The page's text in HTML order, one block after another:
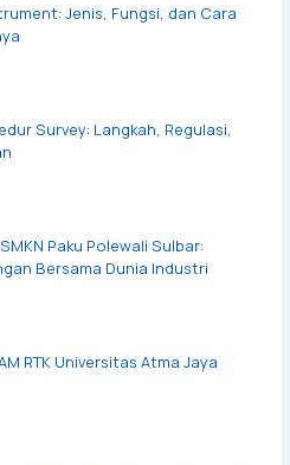
Jenis, Fungsi, dan Cara
Survey: Langkah, Regulasi,
Paku Polewali Sulbar:
Bersama Dunia Industri
RTK Universitas Atma Jaya